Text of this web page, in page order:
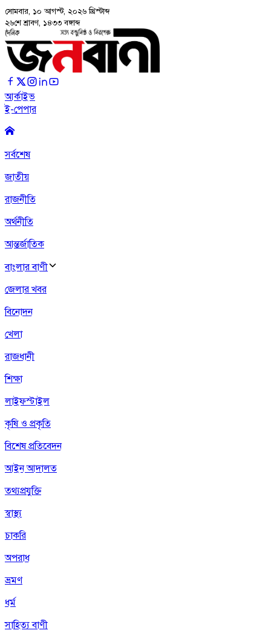
সোমবার, ১০ আগস্ট, ২০২৬ খ্রিস্টাব্দ
২৬শে শ্রাবণ, ১৪৩৩ বঙ্গাব্দ
আর্কাইভ
ই-পেপার
সর্বশেষ
জাতীয়
রাজনীতি
অর্থনীতি
আন্তর্জাতিক
বাংলার বাণী
জেলার খবর
বিনোদন
খেলা
রাজধানী
শিক্ষা
লাইফস্টাইল
কৃষি ও প্রকৃতি
বিশেষ প্রতিবেদন
আইন আদালত
তথ্যপ্রযুক্তি
স্বাস্থ্য
চাকরি
অপরাধ
ভ্রমণ
ধর্ম
সাহিত্য বাণী